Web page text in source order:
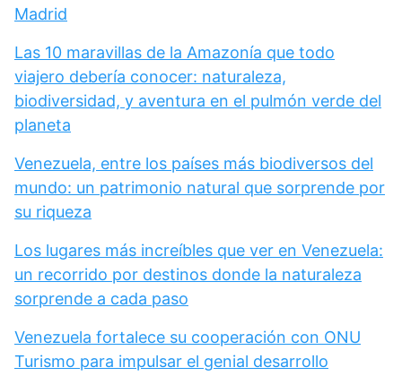
Madrid
Las 10 maravillas de la Amazonía que todo
viajero debería conocer: naturaleza,
biodiversidad, y aventura en el pulmón verde del
planeta
Venezuela, entre los países más biodiversos del
mundo: un patrimonio natural que sorprende por
su riqueza
Los lugares más increíbles que ver en Venezuela:
un recorrido por destinos donde la naturaleza
sorprende a cada paso
Venezuela fortalece su cooperación con ONU
Turismo para impulsar el genial desarrollo